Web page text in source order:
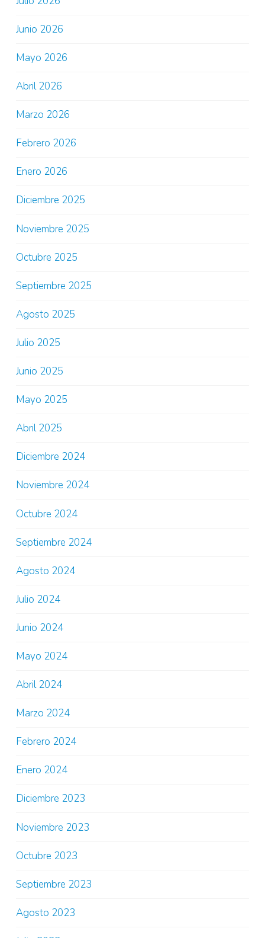
Junio 2026
Mayo 2026
Abril 2026
Marzo 2026
Febrero 2026
Enero 2026
Diciembre 2025
Noviembre 2025
Octubre 2025
Septiembre 2025
Agosto 2025
Julio 2025
Junio 2025
Mayo 2025
Abril 2025
Diciembre 2024
Noviembre 2024
Octubre 2024
Septiembre 2024
Agosto 2024
Julio 2024
Junio 2024
Mayo 2024
Abril 2024
Marzo 2024
Febrero 2024
Enero 2024
Diciembre 2023
Noviembre 2023
Octubre 2023
Septiembre 2023
Agosto 2023